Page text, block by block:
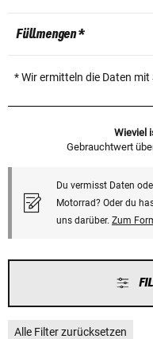
Füllmengen *
* Wir ermitteln die Daten
Wieviel
Gebrauchtwert
Du vermisst Daten
Motorrad? Oder du
uns darüber. Zum
Alle Filter zurücksetzen